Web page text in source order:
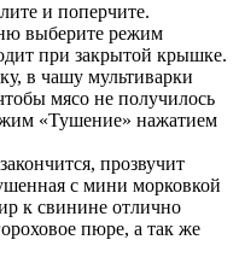
и поперчите.
выберите режим
при закрытой крышке.
в чашу мультиварки
мясо не получилось
«Тушение» нажатием
прозвучит
с мини морковкой
к свинине отлично
пюре, а так же